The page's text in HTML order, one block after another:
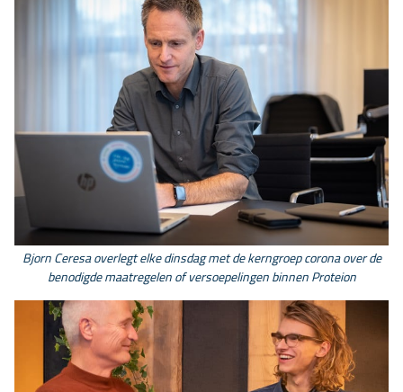
Bjorn Ceresa overlegt elke dinsdag met de kerngroep corona over de
benodigde maatregelen of versoepelingen binnen Proteion